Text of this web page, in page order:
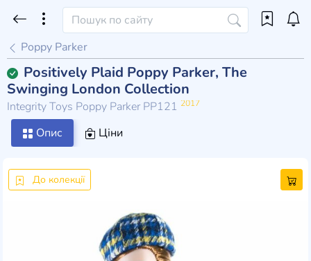
Poppy Parker
Positively Plaid Poppy Parker, The
Swinging London Collection
Integrity Toys Poppy Parker PP121 2017
Опис Ціни
До колекції